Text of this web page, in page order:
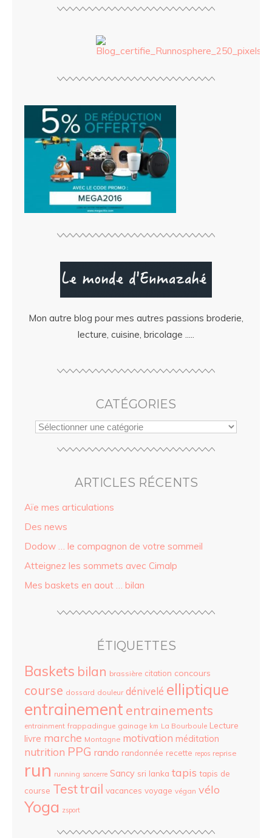
Mon autre blog pour mes autres passions broderie,
lecture, cuisine, bricolage .....
CATÉGORIES
ARTICLES RÉCENTS
Aïe mes articulations
Des news
Dodow … le compagnon de votre sommeil
Atteignez les sommets avec Cimalp
Mes baskets en aout … bilan
ÉTIQUETTES
Baskets bilan brassière citation concours
course dossard douleur dénivelé elliptique
entrainement entrainements
entrainment frappadingue gainage km La Bourboule Lecture
livre marche Montagne motivation méditation
nutrition PPG rando randonnée recette repos reprise
run running sancerre Sancy sri lanka tapis tapis de
course Testtrail vacances voyage végan vélo
Yoga zsport